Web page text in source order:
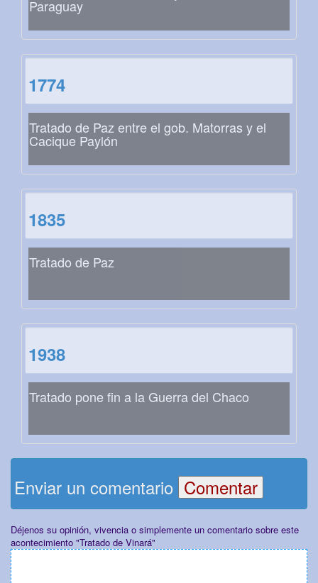
Paraguay
1774
Tratado de Paz entre el gob. Matorras y el
Cacique Paylón
1835
Tratado de Paz
1938
Tratado pone fin a la Guerra del Chaco
Enviar un comentario
Déjenos su opinión, vivencia o simplemente un comentario sobre este
acontecimiento "Tratado de Vinará"